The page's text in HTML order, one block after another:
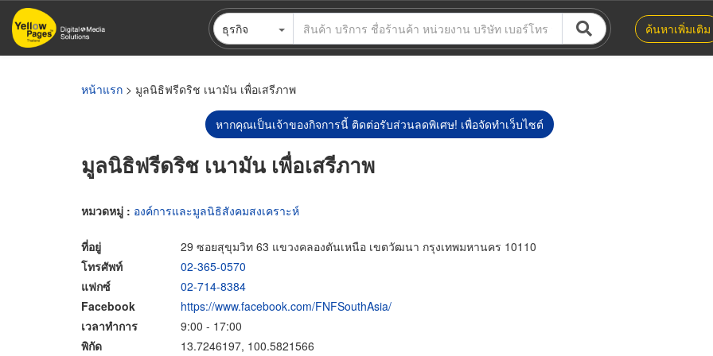
ข้าม
ไป
ธุรกิจ ค้นหาเพิ่มเติม
หน้าแรก > มูลนิธิฟรีดริช เนามัน เพื่อเสรีภาพ
หากคุณเป็นเจ้าของกิจการนี้ ติดต่อรับส่วนลดพิเศษ! เพื่อจัดทำเว็บไซต์
มูลนิธิฟรีดริช เนามัน เพื่อเสรีภาพ
หมวดหมู่ : องค์การและมูลนิธิสังคมสงเคราะห์
ที่อยู่
29 ซอยสุขุมวิท 63 แขวงคลองตันเหนือ เขตวัฒนา กรุงเทพมหานคร 10110
โทรศัพท์
02-365-0570
แฟกซ์
02-714-8384
Facebook
https://www.facebook.com/FNFSouthAsia/
เวลาทำการ
9:00 - 17:00
พิกัด
13.7246197, 100.5821566